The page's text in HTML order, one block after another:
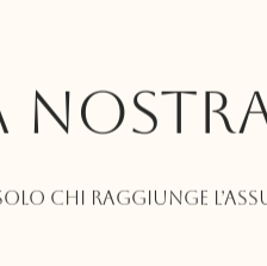
chi raggiunge